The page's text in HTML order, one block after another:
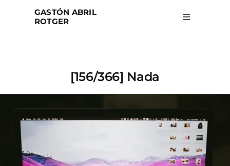
GASTÓN ABRIL
ROTGER
Toggle
About
[156/366] Nada